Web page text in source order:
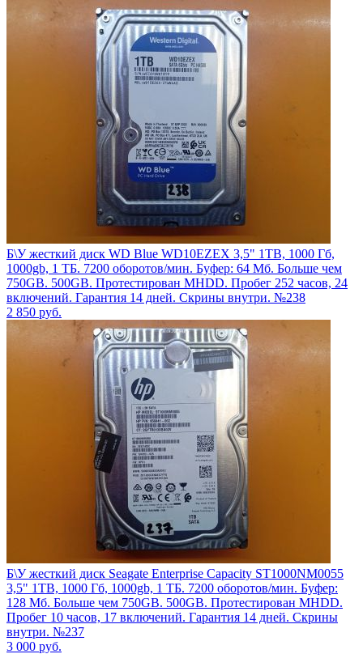
Б\У жесткий диск WD Blue WD10EZEX 3,5" 1TB, 1000 Гб,
1000gb, 1 ТБ. 7200 оборотов/мин. Буфер: 64 Мб. Больше чем
750GB. 500GB. Протестирован MHDD. Пробег 252 часов, 24
включений. Гарантия 14 дней. Скрины внутри. №238
2 850 руб.
Б\У жесткий диск Seagate Enterprise Capacity ST1000NM0055
3,5" 1TB, 1000 Гб, 1000gb, 1 ТБ. 7200 оборотов/мин. Буфер:
128 Мб. Больше чем 750GB. 500GB. Протестирован MHDD.
Пробег 10 часов, 17 включений. Гарантия 14 дней. Скрины
внутри. №237
3 000 руб.